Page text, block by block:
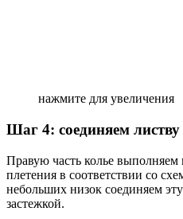
нажмите для увеличения
Шаг 4: соединяем листву
Правую часть колье выполняем
плетения в соответствии со
небольших низок соединяем
застежкой.